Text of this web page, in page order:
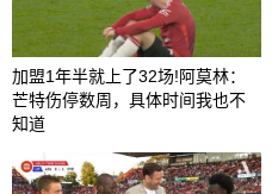
加盟1年半就上了32场!阿莫林：
芒特伤停数周，具体时间我也不
知道